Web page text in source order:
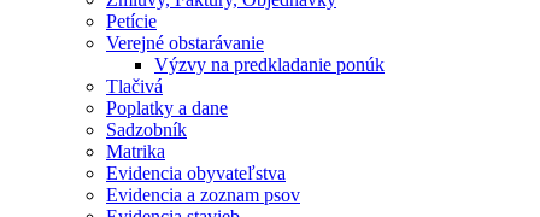
Petície
Verejné obstarávanie
Výzvy na predkladanie ponúk
Tlačivá
Poplatky a dane
Sadzobník
Matrika
Evidencia obyvateľstva
Evidencia a zoznam psov